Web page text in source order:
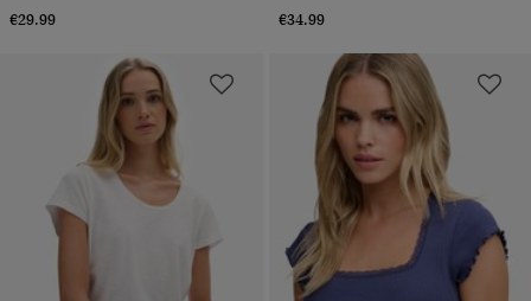
€29.99 €34.99